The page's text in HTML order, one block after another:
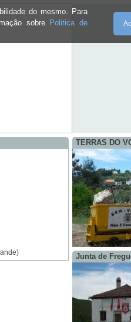
do mesmo. Para
sobre Politica de
TERRAS DO
Junta de